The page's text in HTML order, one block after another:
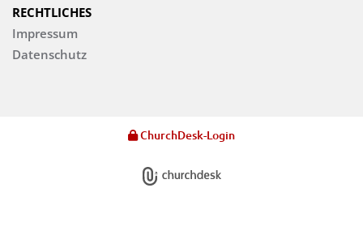
RECHTLICHES
Impressum
Datenschutz
ChurchDesk-Login